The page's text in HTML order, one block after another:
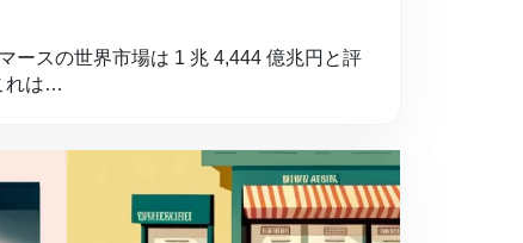
ースの世界市場は 1 兆 4,444 億兆円と評
れは…